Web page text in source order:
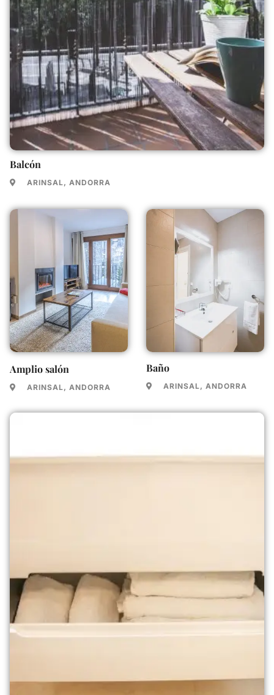
Balcón
ARINSAL, ANDORRA
Amplio salón
ARINSAL, ANDORRA
Baño
ARINSAL, ANDORRA